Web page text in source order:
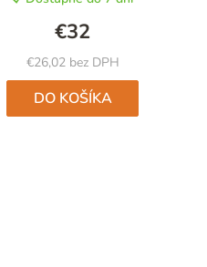
€26,02 bez DPH
€32
DO KOŠÍKA